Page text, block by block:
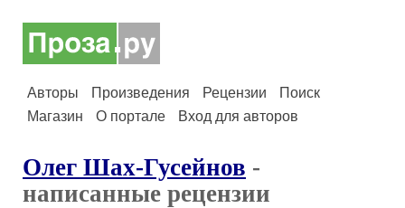
Авторы Произведения Рецензии
Поиск
Магазин
О портале Вход для авторов
Олег Шах-Гусейнов -
написанные рецензии